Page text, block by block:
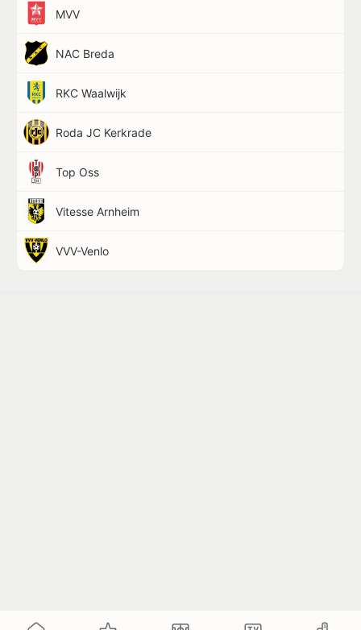
MVV
NAC Breda
RKC Waalwijk
Roda JC Kerkrade
Top Oss
Vitesse Arnheim
VVV-Venlo